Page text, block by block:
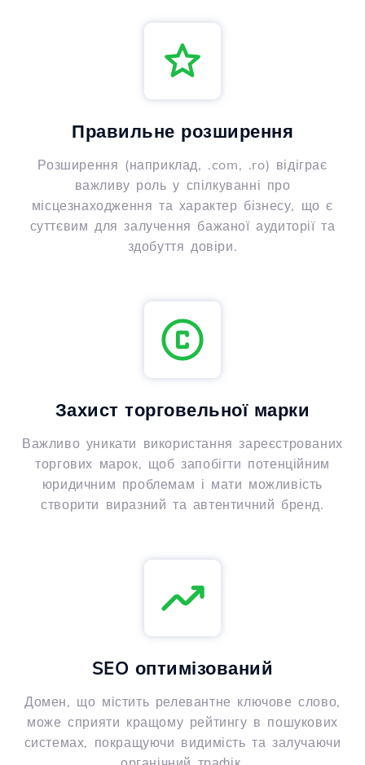
Правильне розширення
Розширення (наприклад, .com, .ro) відіграє
важливу роль у спілкуванні про
місцезнаходження та характер бізнесу, що є
суттєвим для залучення бажаної аудиторії та
здобуття довіри.
Захист торговельної марки
Важливо уникати використання зареєстрованих
торгових марок, щоб запобігти потенційним
юридичним проблемам і мати можливість
створити виразний та автентичний бренд.
SEO оптимізований
Домен, що містить релевантне ключове слово,
може сприяти кращому рейтингу в пошукових
системах, покращуючи видимість та залучаючи